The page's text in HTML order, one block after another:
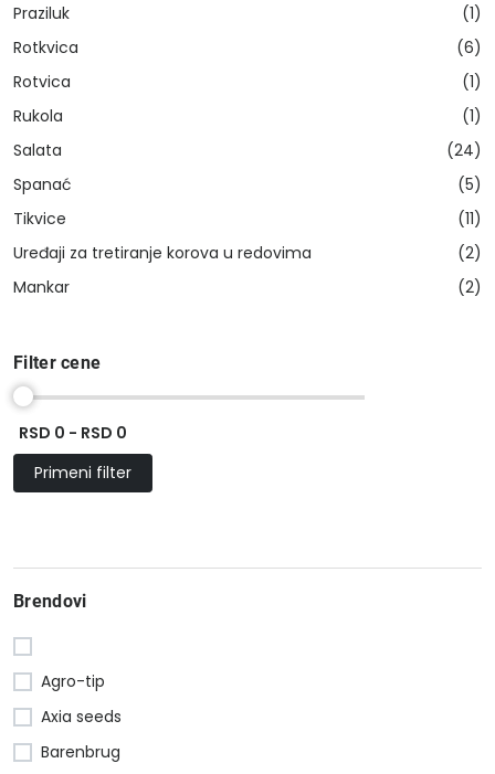
Praziluk
(1)
Rotkvica
(6)
Rotvica
(1)
Rukola
(1)
Salata
(24)
Spanać
(5)
Tikvice
(11)
Uređaji za tretiranje korova u redovima
(2)
Mankar
(2)
Filter cene
RSD 0 - RSD 0
Primeni filter
Brendovi
Agro-tip
Axia seeds
Barenbrug